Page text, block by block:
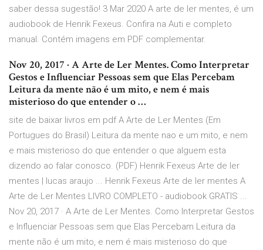
saber dessa sugestão! 3 Mar 2020 A arte de ler mentes, é um
audiobook de Henrik Fexeus. Confira na Auti e completo
manual. Contém imagens em PDF complementar.
Nov 20, 2017 · A Arte de Ler Mentes. Como Interpretar
Gestos e Influenciar Pessoas sem que Elas Percebam
Leitura da mente não é um mito, e nem é mais
misterioso do que entender o …
site de baixar livros em pdf A Arte de Ler Mentes (Em
Portugues do Brasil) Leitura da mente nao e um mito, e nem
e mais misterioso do que entender o que alguem esta
dizendo ao falar conosco. (PDF) Henrik Fexeus Arte de ler
mentes | lucas araujo ... Henrik Fexeus Arte de ler mentes A
Arte de Ler Mentes LIVRO COMPLETO - audiobook GRATIS ...
Nov 20, 2017 · A Arte de Ler Mentes. Como Interpretar Gestos
e Influenciar Pessoas sem que Elas Percebam Leitura da
mente não é um mito, e nem é mais misterioso do que